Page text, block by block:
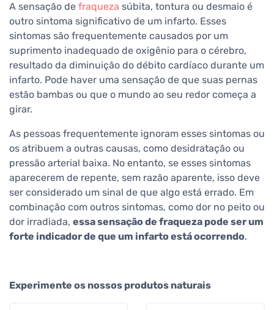
A sensação de fraqueza súbita, tontura ou desmaio é
outro sintoma significativo de um infarto. Esses
sintomas são frequentemente causados por um
suprimento inadequado de oxigênio para o cérebro,
resultado da diminuição do débito cardíaco durante um
infarto. Pode haver uma sensação de que suas pernas
estão bambas ou que o mundo ao seu redor começa a
girar.
As pessoas frequentemente ignoram esses sintomas ou
os atribuem a outras causas, como desidratação ou
pressão arterial baixa. No entanto, se esses sintomas
aparecerem de repente, sem razão aparente, isso deve
ser considerado um sinal de que algo está errado. Em
combinação com outros sintomas, como dor no peito ou
dor irradiada, essa sensação de fraqueza pode ser um
forte indicador de que um infarto está ocorrendo.
Experimente os nossos produtos naturais